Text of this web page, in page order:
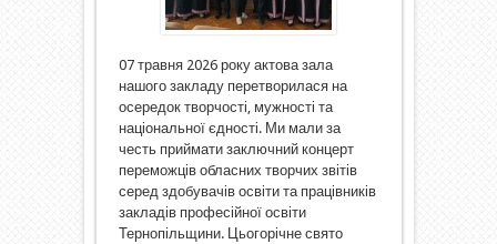
07 травня 2026 року актова зала
нашого закладу перетворилася на
осередок творчості, мужності та
національної єдності. Ми мали за
честь приймати заключний концерт
переможців обласних творчих звітів
серед здобувачів освіти та працівників
закладів професійної освіти
Тернопільщини. Цьогорічне свято